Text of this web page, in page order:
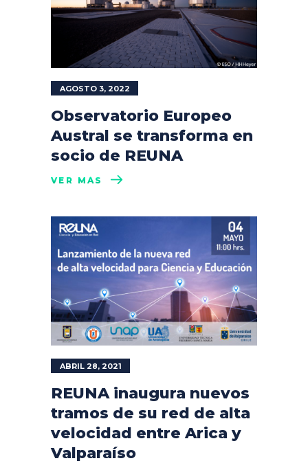
AGOSTO 3, 2022
Observatorio Europeo
Austral se transforma en
socio de REUNA
VER MÁS
ABRIL 28, 2021
REUNA inaugura nuevos
tramos de su red de alta
velocidad entre Arica y
Valparaíso